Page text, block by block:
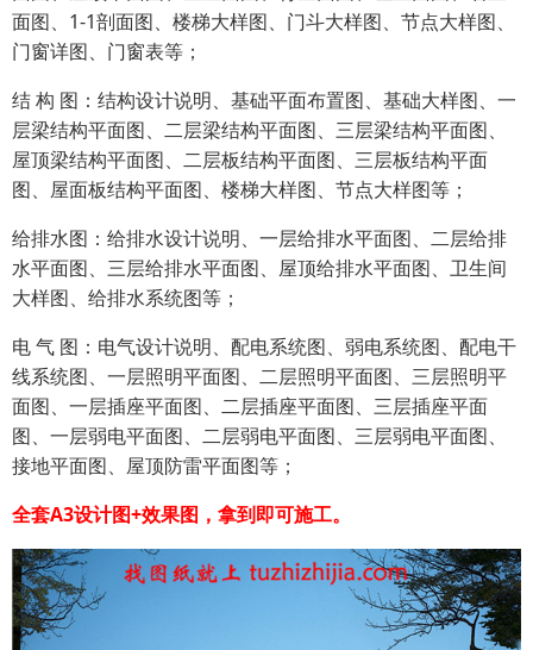
面图、1-1剖面图、楼梯大样图、门斗大样图、节点大样图、
门窗详图、门窗表等；
结 构 图：结构设计说明、基础平面布置图、基础大样图、一
层梁结构平面图、二层梁结构平面图、三层梁结构平面图、
屋顶梁结构平面图、二层板结构平面图、三层板结构平面
图、屋面板结构平面图、楼梯大样图、节点大样图等；
给排水图：给排水设计说明、一层给排水平面图、二层给排
水平面图、三层给排水平面图、屋顶给排水平面图、卫生间
大样图、给排水系统图等；
电 气 图：电气设计说明、配电系统图、弱电系统图、配电干
线系统图、一层照明平面图、二层照明平面图、三层照明平
面图、一层插座平面图、二层插座平面图、三层插座平面
图、一层弱电平面图、二层弱电平面图、三层弱电平面图、
接地平面图、屋顶防雷平面图等；
全套A3设计图+效果图，拿到即可施工。